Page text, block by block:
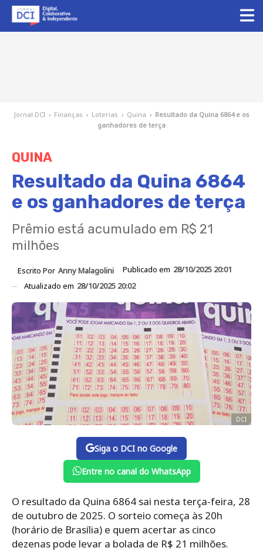
Jornal DCI › Finanças › Loterias › Quina › Resultado da Quina 6864 e os
ganhadores de terça
QUINA
Resultado da Quina 6864
e os ganhadores de terça
Prêmio está acumulado em R$ 21
milhões
Escrito Por Anny Malagolini Publicado em 28/10/2025 20:01
Atualizado em 28/10/2025 20:02
DCI
Siga o DCI no Google
Entre no canal do WhatsApp
O resultado da Quina 6864 sai nesta terça-feira, 28
de outubro de 2025. O sorteio começa às 20h
(horário de Brasília) e quem acertar as cinco
dezenas pode levar a bolada de R$ 21 milhões.